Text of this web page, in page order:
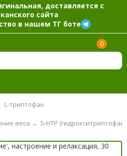
доставляется с
сайта
в нашем ТГ боте
0
L-триптофан
5-HTP (гидрокситриптофан)
веса →